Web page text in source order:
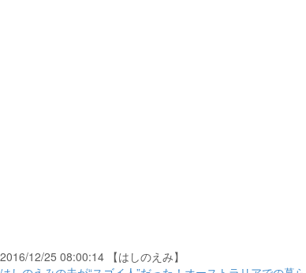
2016/12/25 08:00:14 【はしのえみ】